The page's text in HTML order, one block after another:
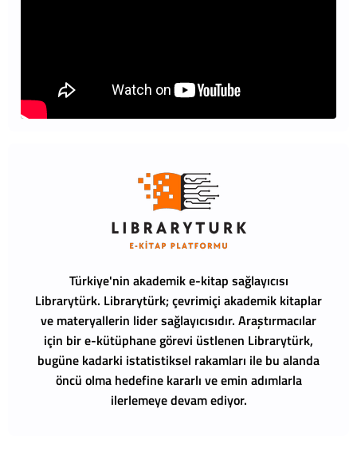
Türkiye'nin akademik e-kitap sağlayıcısı
Librarytürk. Librarytürk; çevrimiçi akademik kitaplar
ve materyallerin lider sağlayıcısıdır. Araştırmacılar
için bir e-kütüphane görevi üstlenen Librarytürk,
bugüne kadarki istatistiksel rakamları ile bu alanda
öncü olma hedefine kararlı ve emin adımlarla
ilerlemeye devam ediyor.